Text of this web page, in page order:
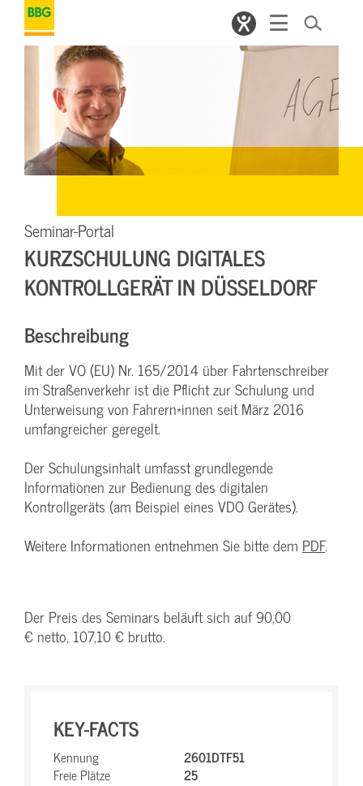
Seminar-Portal
KURZSCHULUNG DIGITALES
KONTROLLGERÄT IN DÜSSELDORF
Beschreibung
Mit der VO (EU) Nr. 165/2014 über Fahrtenschreiber
im Straßenverkehr ist die Pflicht zur Schulung und
Unterweisung von Fahrern*innen seit März 2016
umfangreicher geregelt.
Der Schulungsinhalt umfasst grundlegende
Informationen zur Bedienung des digitalen
Kontrollgeräts (am Beispiel eines VDO Gerätes).
Weitere Informationen entnehmen Sie bitte dem PDF.
Der Preis des Seminars beläuft sich auf 90,00
€ netto, 107,10 € brutto.
KEY-FACTS
Kennung
2601DTF51
Freie Plätze
25